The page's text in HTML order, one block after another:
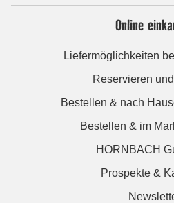
Online
Liefermöglichkeiten
Reservieren
Bestellen & nach
Bestellen & im
HORNBACH
Prospekte &